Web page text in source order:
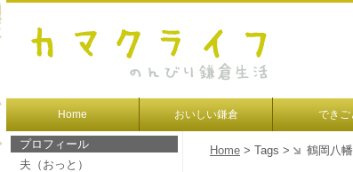
Home おいしい鎌倉 できご
Home > Tags > 鶴岡八
プロフィール
夫（おっと）